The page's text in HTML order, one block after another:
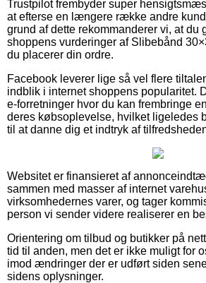
Trustpilot frembyder super
at efterse en længere række andre
grund af dette rekommanderer vi, at du
shoppens vurderinger af Slibebånd
du placerer din ordre.
Facebook leverer lige så vel flere
indblik i internet shoppens popularitet.
e-forretninger hvor du kan frembringe
deres købsoplevelse, hvilket ligeledes
til at danne dig et indtryk af
Websitet er finansieret af
sammen med masser af internet
virksomhedernes varer, og tager
person vi sender videre realiserer en
Orientering om tilbud og butikker på
tid til anden, men det er ikke muligt for
imod ændringer der er udført siden
sidens oplysninger.